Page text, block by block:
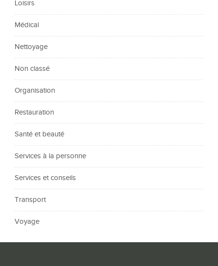
Loisirs
Médical
Nettoyage
Non classé
Organisation
Restauration
Santé et beauté
Services à la personne
Services et conseils
Transport
Voyage